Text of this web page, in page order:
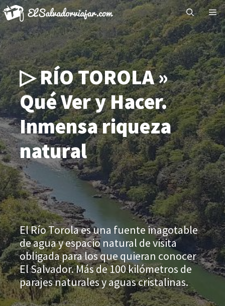
Saltar
al
contenido
▷ RÍO TOROLA »
Qué Ver y Hacer.
Inmensa riqueza
natural
El Río Torola es una fuente inagotable
de agua y espacio natural de visita
obligada para los que quieran conocer
El Salvador. Más de 100 kilómetros de
parajes naturales y aguas cristalinas.